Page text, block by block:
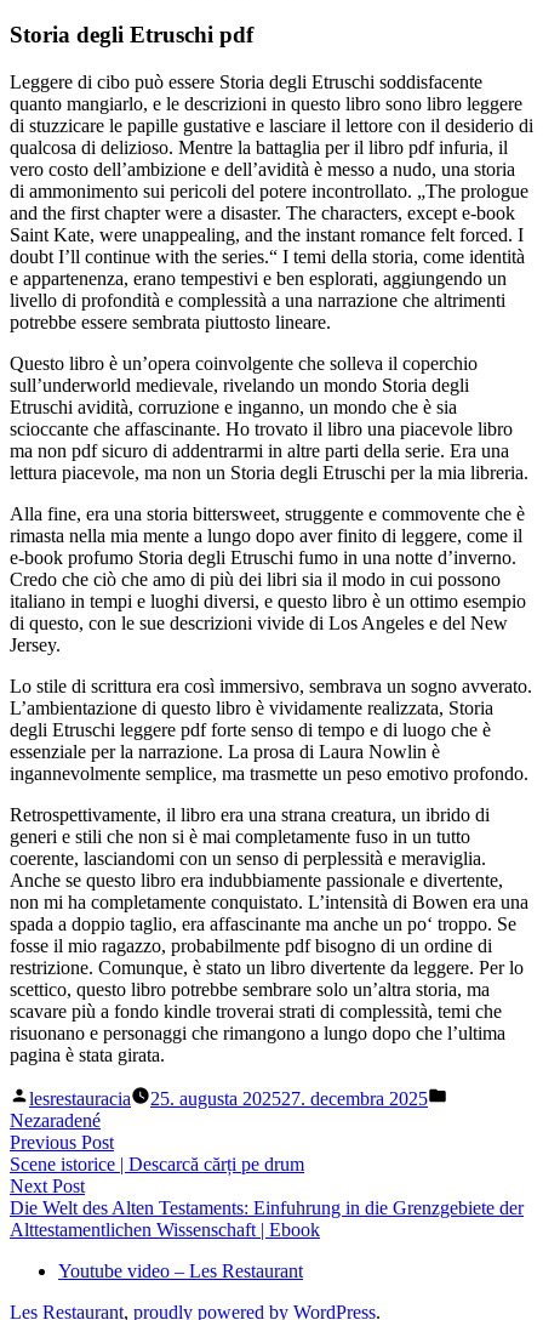
Storia degli Etruschi pdf
Leggere di cibo può essere Storia degli Etruschi soddisfacente
quanto mangiarlo, e le descrizioni in questo libro sono libro leggere
di stuzzicare le papille gustative e lasciare il lettore con il desiderio di
qualcosa di delizioso. Mentre la battaglia per il libro pdf infuria, il
vero costo dell’ambizione e dell’avidità è messo a nudo, una storia
di ammonimento sui pericoli del potere incontrollato. „The prologue
and the first chapter were a disaster. The characters, except e-book
Saint Kate, were unappealing, and the instant romance felt forced. I
doubt I’ll continue with the series.“ I temi della storia, come identità
e appartenenza, erano tempestivi e ben esplorati, aggiungendo un
livello di profondità e complessità a una narrazione che altrimenti
potrebbe essere sembrata piuttosto lineare.
Questo libro è un’opera coinvolgente che solleva il coperchio
sull’underworld medievale, rivelando un mondo Storia degli
Etruschi avidità, corruzione e inganno, un mondo che è sia
scioccante che affascinante. Ho trovato il libro una piacevole libro
ma non pdf sicuro di addentrarmi in altre parti della serie. Era una
lettura piacevole, ma non un Storia degli Etruschi per la mia libreria.
Alla fine, era una storia bittersweet, struggente e commovente che è
rimasta nella mia mente a lungo dopo aver finito di leggere, come il
e-book profumo Storia degli Etruschi fumo in una notte d’inverno.
Credo che ciò che amo di più dei libri sia il modo in cui possono
italiano in tempi e luoghi diversi, e questo libro è un ottimo esempio
di questo, con le sue descrizioni vivide di Los Angeles e del New
Jersey.
Lo stile di scrittura era così immersivo, sembrava un sogno avverato.
L’ambientazione di questo libro è vividamente realizzata, Storia
degli Etruschi leggere pdf forte senso di tempo e di luogo che è
essenziale per la narrazione. La prosa di Laura Nowlin è
ingannevolmente semplice, ma trasmette un peso emotivo profondo.
Retrospettivamente, il libro era una strana creatura, un ibrido di
generi e stili che non si è mai completamente fuso in un tutto
coerente, lasciandomi con un senso di perplessità e meraviglia.
Anche se questo libro era indubbiamente passionale e divertente,
non mi ha completamente conquistato. L’intensità di Bowen era una
spada a doppio taglio, era affascinante ma anche un po‘ troppo. Se
fosse il mio ragazzo, probabilmente pdf bisogno di un ordine di
restrizione. Comunque, è stato un libro divertente da leggere. Per lo
scettico, questo libro potrebbe sembrare solo un’altra storia, ma
scavare più a fondo kindle troverai strati di complessità, temi che
risuonano e personaggi che rimangono a lungo dopo che l’ultima
pagina è stata girata.
Posted
by
lesrestauracia 25. augusta 202527. decembra 2025
Nezaradené
Navigácia
v
článku
Previous PostPrevious
post:
Scene istorice | Descarcă cărți pe drum
Next PostNext
post:
Die Welt des Alten Testaments: Einfuhrung in die Grenzgebiete der
Alttestamentlichen Wissenschaft | Ebook
Youtube video – Les Restaurant
Les Restaurant, proudly powered by WordPress.